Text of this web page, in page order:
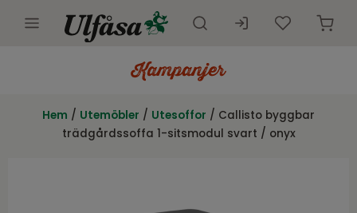
Inredning
Hem / Utemöbler / Utesoffor / Callisto byggbar
trädgårdssoffa 1-sitsmodul svart / onyx